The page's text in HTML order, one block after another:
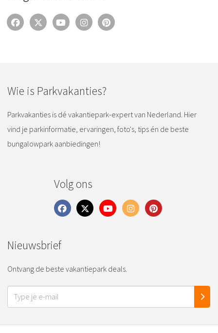
Wie is Parkvakanties?
Parkvakanties is dé vakantiepark-expert van Nederland. Hier
vind je parkinformatie, ervaringen, foto's, tips én de beste
bungalowpark aanbiedingen!
Volg ons
Nieuwsbrief
Ontvang de beste vakantiepark deals.